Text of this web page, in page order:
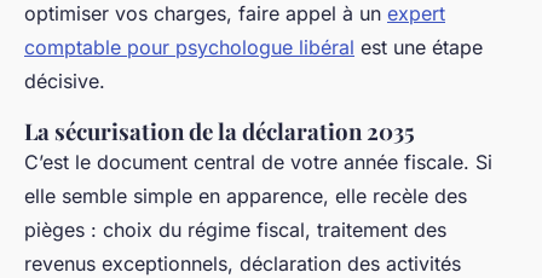
optimiser vos charges, faire appel à un expert
comptable pour psychologue libéral est une étape
décisive.
La sécurisation de la déclaration 2035
C’est le document central de votre année fiscale. Si
elle semble simple en apparence, elle recèle des
pièges : choix du régime fiscal, traitement des
revenus exceptionnels, déclaration des activités